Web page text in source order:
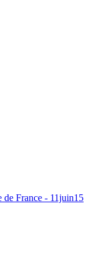
France - 11juin15